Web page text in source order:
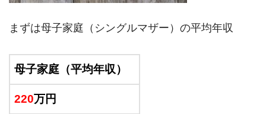
まずは母子家庭（シングルマザー）の平均年収
母子家庭（平均年収）
220万円